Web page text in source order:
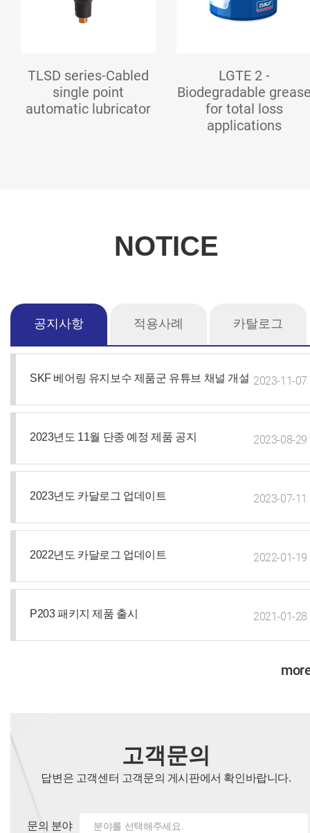
TLSD series-Cabled
single point
automatic lubricator
LGTE 2 -
Biodegradable
for total loss
applications
NOTICE
공지사항 적용사례 카탈로그
SKF 베어링 유지보수 제품군 유튜브 채널 개설 2023-11-07
2023년도 11월 단종 예정 제품 공지 2023-08-29
2023년도 카달로그 업데이트 2023-07-11
2022년도 카달로그 업데이트 2022-01-19
P203 패키지 제품 출시 2021-01-28
고객문의
답변은 고객센터 고객문의 게시판에서 확인바랍니다.
문의 분야